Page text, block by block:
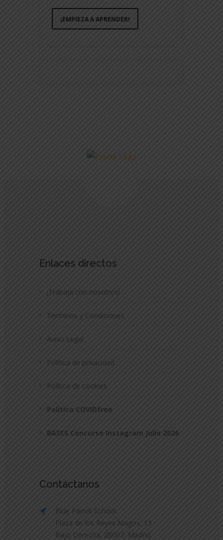
¡EMPIEZA A APRENDER!
Enlaces directos
¡Trabaja con nosotros!
Términos y Condiciones
Aviso Legal
Política de privacidad
Política de cookies
Política COVIDfree
BASES Concurso Instagram Julio 2026
Contáctanos
Blue Parrot School.
Plaza de los Reyes Magos, 13
Bajo Derecha, 28007, Madrid.